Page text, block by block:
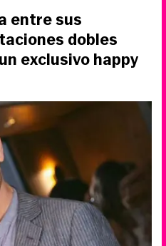
entre sus
dobles
exclusivo happy